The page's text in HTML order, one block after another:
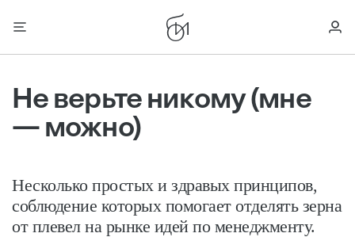
Не верьте никому (мне
— можно)
Несколько простых и здравых принципов,
соблюдение которых помогает отделять зерна
от плевел на рынке идей по менеджменту.